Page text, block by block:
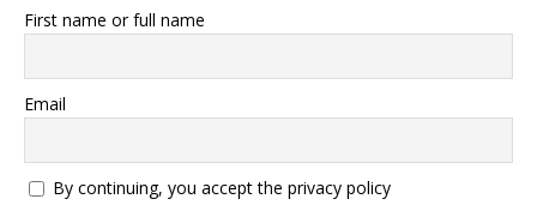
First name or full name
Email
By continuing, you accept the privacy policy